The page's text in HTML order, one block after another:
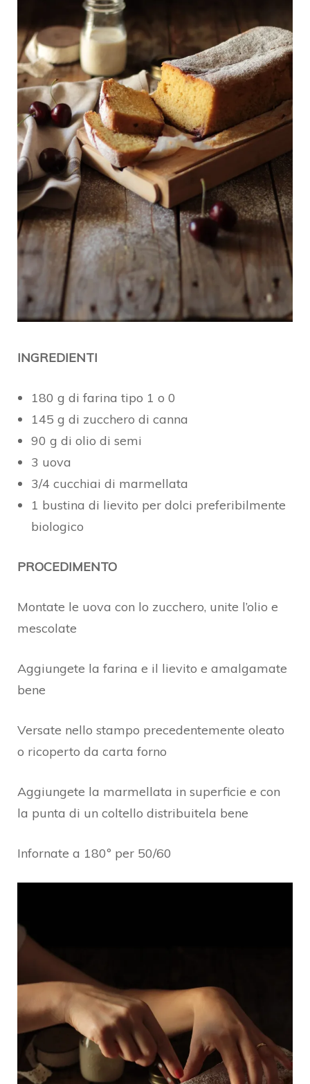
INGREDIENTI
180 g di farina tipo 1 o 0
145 g di zucchero di canna
90 g di olio di semi
3 uova
3/4 cucchiai di marmellata
1 bustina di lievito per dolci preferibilmente
biologico
PROCEDIMENTO
Montate le uova con lo zucchero, unite l’olio e
mescolate
Aggiungete la farina e il lievito e amalgamate
bene
Versate nello stampo precedentemente oleato
o ricoperto da carta forno
Aggiungete la marmellata in superficie e con
la punta di un coltello distribuitela bene
Infornate a 180º per 50/60